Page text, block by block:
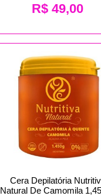
R$ 49,00
Cera Depilatória
Natural De Camomila